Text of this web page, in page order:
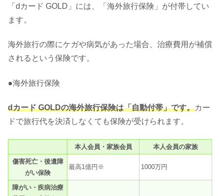
「dカード GOLD」には、「海外旅行保険」が付帯してい
ます。
海外旅行の際にケガや病気があった場合、治療費用が補償
されるという保険です。
●海外旅行保険
dカード GOLDの海外旅行保険は「自動付帯」です。カー
ドで旅行代を決済しなくても保険が受けられます。
本人会員・家族会員
本人会員の家族
傷害死亡・後遺障
がい保険
最高1億円※ 1000万円
障がい・疾病治療